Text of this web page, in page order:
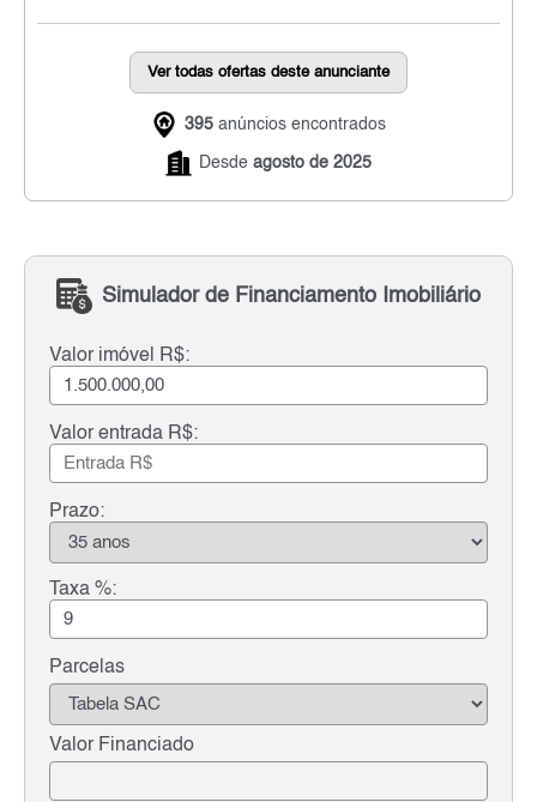
Ver todas ofertas deste anunciante
395 anúncios encontrados
Desde agosto de 2025
Simulador de Financiamento Imobiliário
Valor imóvel R$:
Valor entrada R$:
Prazo:
Taxa %:
Parcelas
Valor Financiado